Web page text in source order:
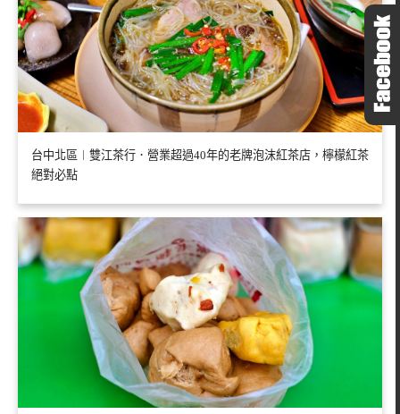
台中北區︱雙江茶行．營業超過40年的老牌泡沫紅茶店，檸檬紅茶
絕對必點